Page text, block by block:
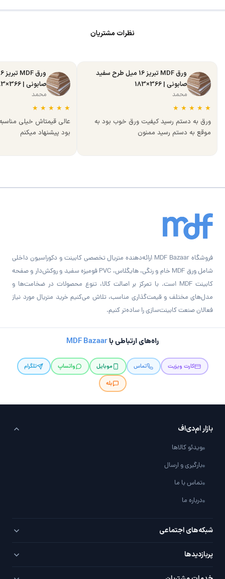
نظرات مشتریان
ورق MDF تبریز 16 میل طرح سفید
صابونی | 366×183
محمد
★
★
★
★
★
ورق به دستم رسید کیفیت ورق خوب بود به
موقع به دستم رسید ممنون
صابونی | 366×183
محمد
★
★
★
★
★
عالی قیمتاش خیلی
بود پیشنهاد میکنم
فروشگاه MDF Bazaar ارائه‌دهنده متریال تخصصی کابینت و دکوراسیون داخلی
شامل ورق MDF خام و رنگی، هایگلاس، PVC فومیزه سفید و روکش‌دار و صفحه
کابینت MDF است. با تمرکز بر اصالت کالا، تنوع محصولات در ضخامت‌ها و
مدل‌های مختلف و قیمت‌گذاری مناسب، تلاش می‌کنیم خرید متریال مورد نیاز
فعالان صنعت کابینت‌سازی را ساده‌تر کنیم.
راه‌های ارتباطی باMDF Bazaar
کارت ویزیت تماس موبایل واتساپ
تلگرام
بله
بازار ام‌دی‌اف
ویدئو کالاها
بارگیری و ارسال
تماس با ما
درباره ما
شبکه‌های اجتماعی
تلگرام
پربازدید‌ها
PVC سفید